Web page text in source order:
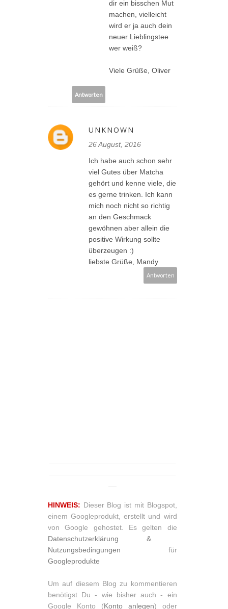
dir ein bisschen Mut
machen, vielleicht
wird er ja auch dein
neuer Lieblingstee
wer weiß?
Viele Grüße, Oliver
Antworten
UNKNOWN
26 August, 2016
Ich habe auch schon sehr
viel Gutes über Matcha
gehört und kenne viele, die
es gerne trinken. Ich kann
mich noch nicht so richtig
an den Geschmack
gewöhnen aber allein die
positive Wirkung sollte
überzeugen :)
liebste Grüße, Mandy
Antworten
HINWEIS: Dieser Blog ist mit Blogspot,
einem Googleprodukt, erstellt und wird
von Google gehostet. Es gelten die
Datenschutzerklärung &
Nutzungsbedingungen
für
Googleprodukte
Um auf diesem Blog zu kommentieren
benötigst Du - wie bisher auch - ein
Google Konto (Konto anlegen) oder